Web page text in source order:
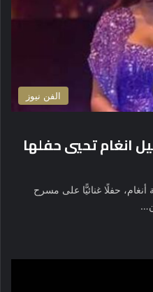
الفن نيوز
انغام تحيي حفلها
حفلًا غنائيًّا على مسرح